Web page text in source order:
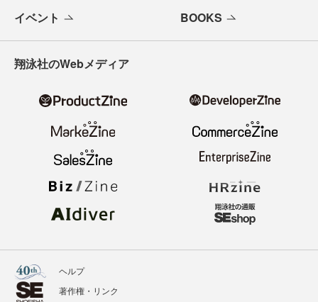
イベント BOOKS
翔泳社のWebメディア
ヘルプ
著作権・リンク